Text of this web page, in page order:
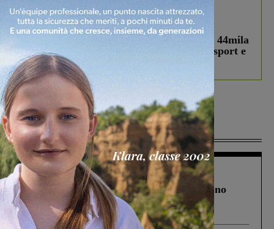
In vetrina 3 Agosto 2026
Estra Notizie agosto: Smart Cities, oltre 44mila
studenti coinvolti, torna il bando per lo sport e
debutta il podcast Estrair
Più lette
Cronaca 4 Agosto 2026
Un anno fa la strage in A1 in cui morirono
Gianni, Giulia e Franco. Lo schianto, il
processo, lo stop ai sorpassi fra tir....